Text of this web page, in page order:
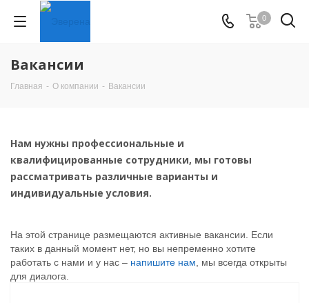
0
Вакансии
Главная - О компании - Вакансии
Нам нужны профессиональные и
квалифицированные сотрудники, мы готовы
рассматривать различные варианты и
индивидуальные условия.
На этой странице размещаются активные вакансии. Если
таких в данный момент нет, но вы непременно хотите
работать с нами и у нас – напишите нам , мы всегда открыты
для диалога.